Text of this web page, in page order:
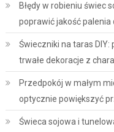
Błędy w robieniu świec
poprawić jakość
Świeczniki na taras
trwałe dekoracje z
Przedpokój w małym
optycznie powiększyć
Świeca sojowa i